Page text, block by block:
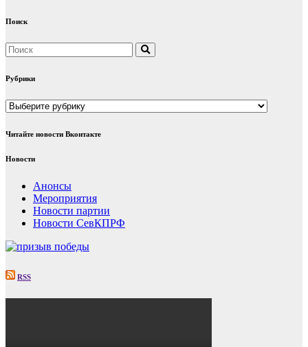
Поиск
Рубрики
Рубрики
Читайте новости Вконтакте
Новости
Анонсы
Мероприятия
Новости партии
Новости СевКПРФ
RSS